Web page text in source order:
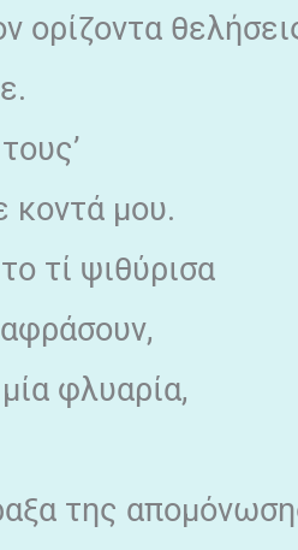
ορίζοντα
κοντά μου.
τί ψιθύρισα
φλυαρία,
της